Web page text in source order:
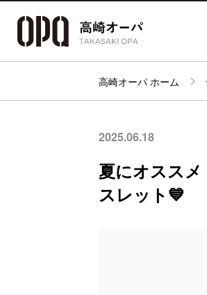
高崎オーパ ホーム
2025.06.18
夏にオスス
スレット💙